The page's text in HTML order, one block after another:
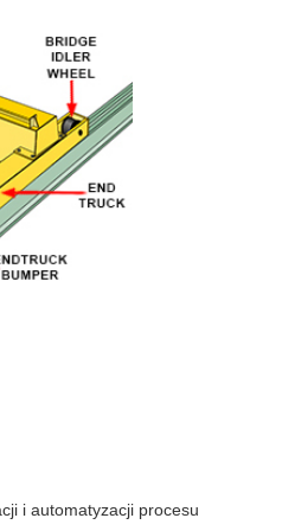
i automatyzacji procesu